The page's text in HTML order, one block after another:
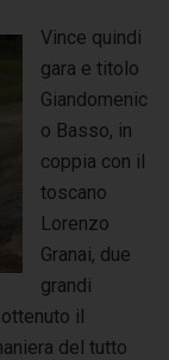
Vince quindi
gara e titolo
Giandomenic
o Basso, in
coppia con il
toscano
Lorenzo
Granai, due
grandi
il
del tutto